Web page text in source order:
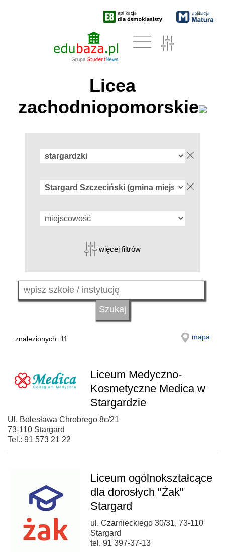
Licea
zachodniopomorskie
więcej filtrów
znalezionych: 11 mapa
Liceum Medyczno-
Kosmetyczne Medica w
Stargardzie
Ul. Bolesława Chrobrego 8c/21
73-110 Stargard
Tel.: 91 573 21 22
Liceum ogólnokształcące
dla dorosłych "Żak"
Stargard
ul. Czarnieckiego 30/31, 73-110
Stargard
tel. 91 397-37-13